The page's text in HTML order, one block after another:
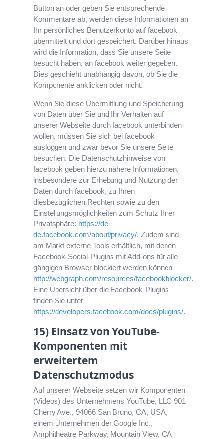
Button an oder geben Sie entsprechende
Kommentare ab, werden diese Informationen an
Ihr persönliches Benutzerkonto auf facebook
übermittelt und dort gespeichert. Darüber hinaus
wird die Information, dass Sie unsere Seite
besucht haben, an facebook weiter gegeben.
Dies geschieht unabhängig davon, ob Sie die
Komponente anklicken oder nicht.
Wenn Sie diese Übermittlung und Speicherung
von Daten über Sie und Ihr Verhalten auf
unserer Webseite durch facebook unterbinden
wollen, müssen Sie sich bei facebook
ausloggen und zwar bevor Sie unsere Seite
besuchen. Die Datenschutzhinweise von
facebook geben hierzu nähere Informationen,
insbesondere zur Erhebung und Nutzung der
Daten durch facebook, zu Ihren
diesbezüglichen Rechten sowie zu den
Einstellungsmöglichkeiten zum Schutz Ihrer
Privatsphäre: https://de-
de.facebook.com/about/privacy/. Zudem sind
am Markt externe Tools erhältlich, mit denen
Facebook-Social-Plugins mit Add-ons für alle
gängigen Browser blockiert werden können
http://webgraph.com/resources/facebookblocker/.
Eine Übersicht über die Facebook-Plugins
finden Sie unter
https://developers.facebook.com/docs/plugins/.
15) Einsatz von YouTube-
Komponenten mit
erweitertem
Datenschutzmodus
Auf unserer Webseite setzen wir Komponenten
(Videos) des Unternehmens YouTube, LLC 901
Cherry Ave., 94066 San Bruno, CA, USA,
einem Unternehmen der Google Inc.,
Amphitheatre Parkway, Mountain View, CA